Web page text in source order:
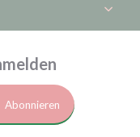
Abonnieren